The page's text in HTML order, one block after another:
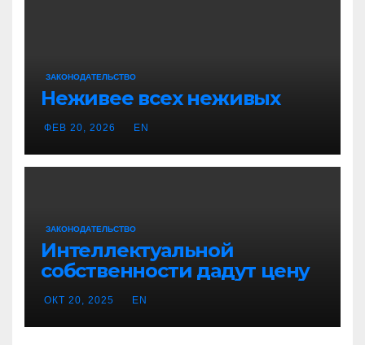
ЗАКОНОДАТЕЛЬСТВО
Неживее всех неживых
ФЕВ 20, 2026 EN
ЗАКОНОДАТЕЛЬСТВО
Интеллектуальной
собственности дадут цену
ОКТ 20, 2025 EN